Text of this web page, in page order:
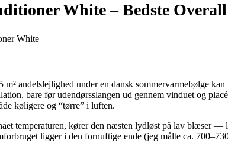
White –Bedste Overall
andelslejlighed under en dansk sommervarmebølge
bare før udendørsslangen ud gennem vinduet og
køligere og “tørre” i luften.
temperaturen, kører den næsten lydløst på lav blæser
ligger i den fornuftige ende (jeg målte ca.